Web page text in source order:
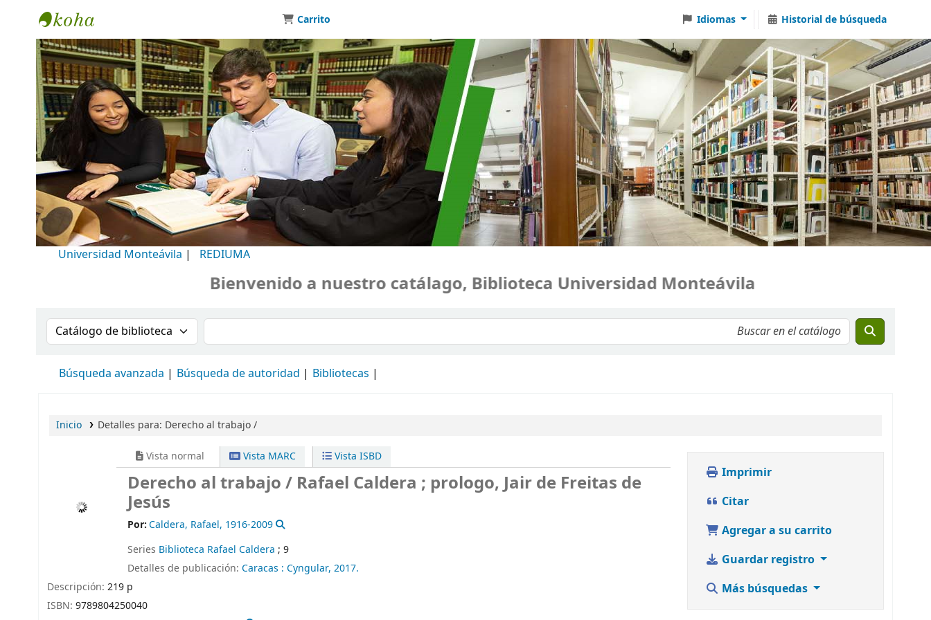
Biblioteca Universidad Monteávila
Carrito Idiomas Historial de búsqueda
Universidad Monteávila | REDIUMA
Bienvenido a nuestro catálago, Biblioteca Universidad Monteávila
Buscar en el catálogo por:Buscar en el catálogo
Búsqueda avanzada Búsqueda de autoridad Bibliotecas
Inicio Detalles para: Derecho al trabajo /
Vista normal Vista MARC Vista ISBD
Derecho al trabajo / Rafael Caldera ; prologo, Jair de Freitas de
Jesús
Por:Caldera, Rafael, 1916-2009
Series Biblioteca Rafael Caldera ; 9
Detalles de publicación: Caracas : Cyngular, 2017.
Descripción: 219 p
ISBN: 9789804250040
Imprimir
Citar
Agregar a su carrito
Guardar registro
Más búsquedas